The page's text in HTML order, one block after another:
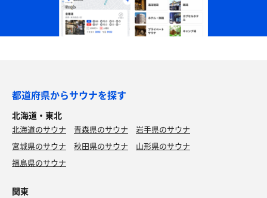
都道府県からサウナを探す
北海道・東北
北海道のサウナ 青森県のサウナ
岩手県のサウナ
宮城県のサウナ
秋田県のサウナ
山形県のサウナ
福島県のサウナ
関東